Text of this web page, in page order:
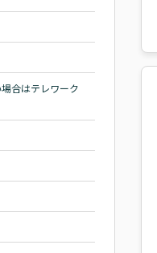
合はテレワーク